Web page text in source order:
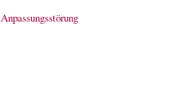
Anpassungsstörung